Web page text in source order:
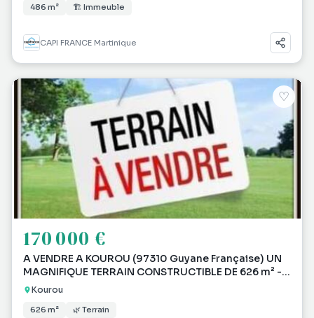
486 m² 🏗 Immeuble
CAPI FRANCE Martinique
♡
170 000 €
A VENDRE A KOUROU (97310 Guyane Française) UN
MAGNIFIQUE TERRAIN CONSTRUCTIBLE DE 626 m² -
AU PRIX D
Kourou
626 m² 🌿 Terrain